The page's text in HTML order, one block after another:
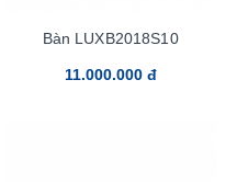
Bàn LUXB2018S10
11.000.000 đ